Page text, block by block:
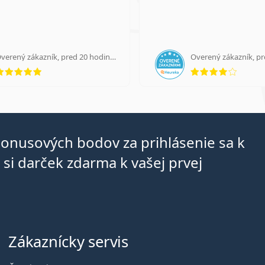
Overený zákazník, pred 20 hodinami
hodnotenie 5 z 5
Overený zákazník,
bodov za prihlásenie sa k
darček zdarma k vašej prvej
Zákaznícky servis